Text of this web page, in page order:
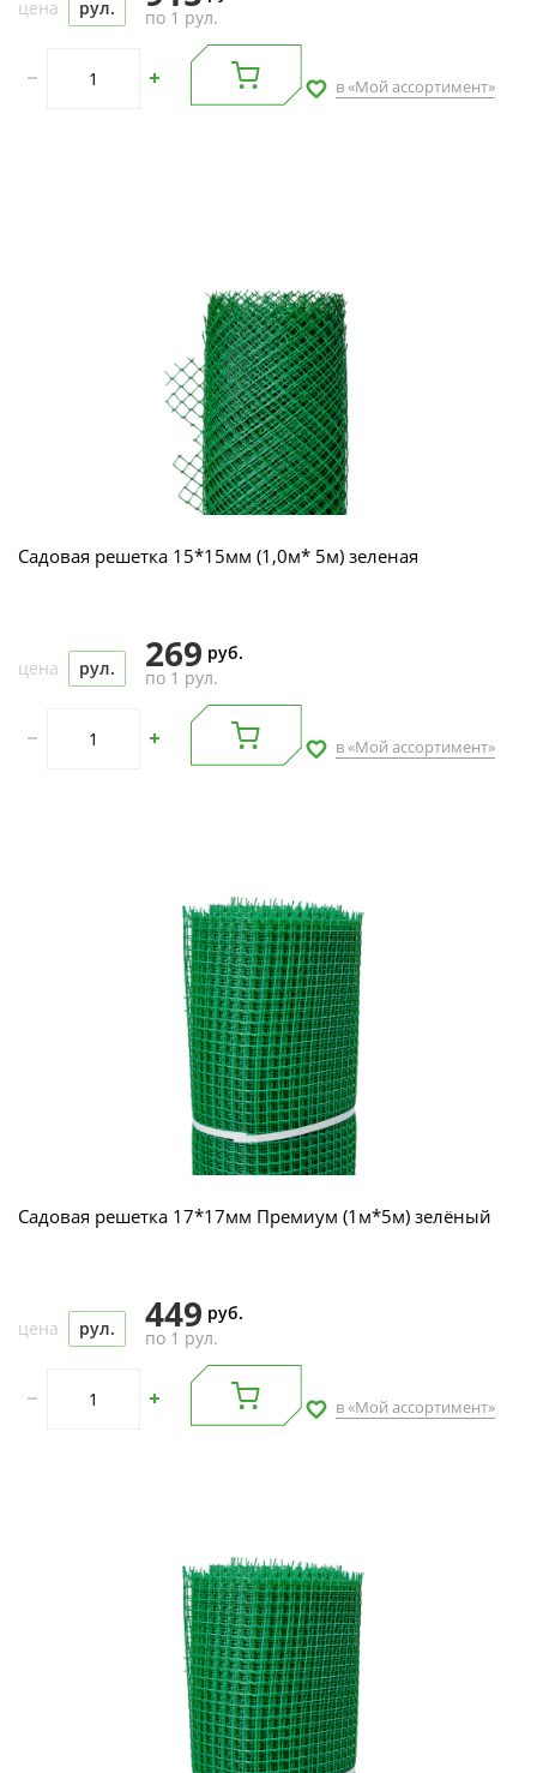
цена рул.
по 1 рул.
в «Мой ассортимент»
Садовая решетка 15*15мм (1,0м* 5м) зеленая
цена рул. 269 руб.
по 1 рул.
в «Мой ассортимент»
Садовая решетка 17*17мм Премиум (1м*5м) зелёный
цена рул. 449 руб.
по 1 рул.
в «Мой ассортимент»